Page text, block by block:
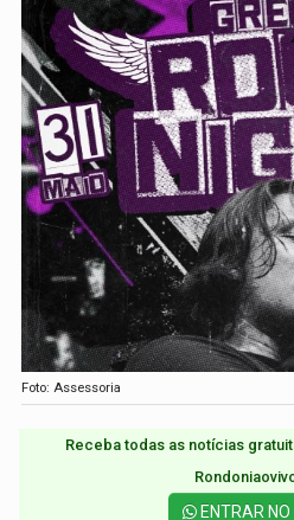
Foto: Assessoria
Receba todas as notícias
ENTRAR NO